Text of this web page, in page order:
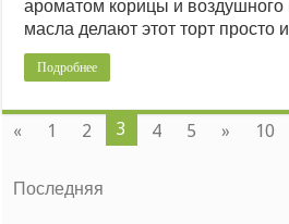
ароматом корицы и воздушного
масла делают этот торт
Подробнее
« 1 2 3 4 5 » 10
Последняя